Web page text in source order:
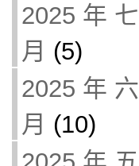
2025 年 七
月 (5)
2025 年 六
月 (10)